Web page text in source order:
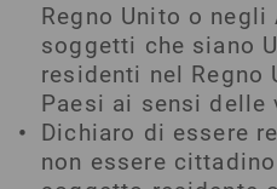
Regno Unito o negli
soggetti che siano
residenti nel Regno
Paesi ai sensi delle
Dichiaro di essere
non essere